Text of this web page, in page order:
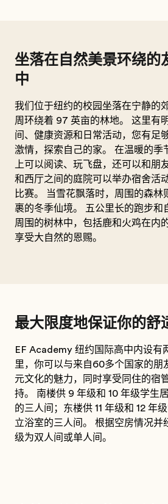
坐落在自然美景环绕的
中
我们位于纽约的校园坐落在宁静的
周环绕着 97 英亩的林地。 这里有
间、健康资源和日常活动，您有足
激情，探索自己的家。 在温暖的季
上可以阅读、玩飞盘，还可以和朋
和西厅之间的庭院可以举办宿舍活
比赛。 当雪花飘落时，周围的森林
裹的冬季仙境。 五公里长的跑步和
周围的树林中，包括鹿和火鸡在内
享受大自然的恩赐。
最大限度地保证你的舒
EF Academy 纽约国际高中内设有
里，你可以与来自60多个国家的朋
元文化的魅力，同时享受同住的宿
持。 南楼供 9 年级和 10 年级学生
的三人间；东楼供 11 年级和 12 年
立浴室的三人间。 根据空房情况并
级为双人间或单人间。